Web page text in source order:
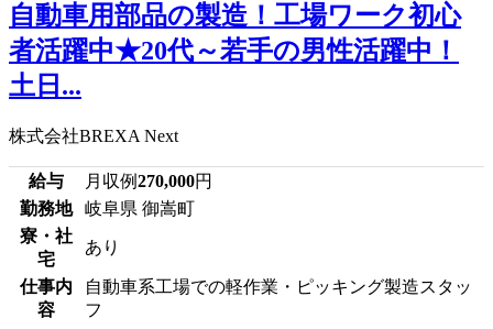
自動車用部品の製造！工場ワーク初心
者活躍中★20代～若手の男性活躍中！
土日...
株式会社BREXA Next
給与 月収例270,000円
勤務地
岐阜県 御嵩町
寮・社
宅
あり
仕事内
容
自動車系工場での軽作業・ピッキング製造スタッ
フ